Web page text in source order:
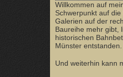
Willkommen auf
Schwerpunkt auf
Galerien auf der
Baureihe mehr gibt,
historischen
Münster
Und weiterhin kann